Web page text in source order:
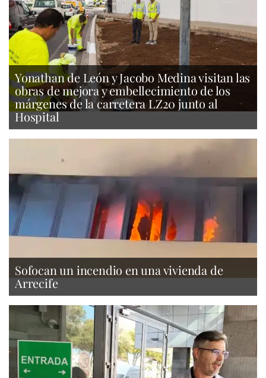
Yonathan de León y Jacobo Medina visitan las
obras de mejora y embellecimiento de los
márgenes de la carretera LZ20 junto al
Hospital
Sofocan un incendio en una vivienda de
Arrecife